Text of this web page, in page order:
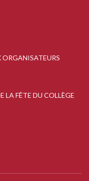
ORGANISATEURS
LA FÊTE DU COLLÈGE